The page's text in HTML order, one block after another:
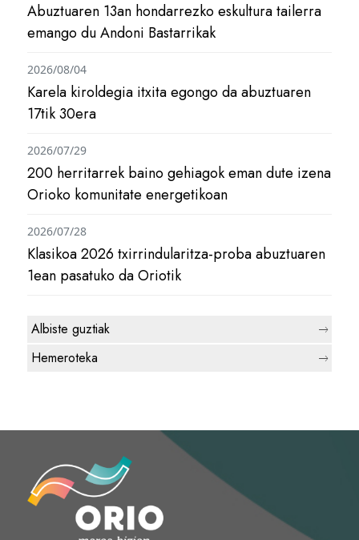
Abuztuaren 13an hondarrezko eskultura tailerra
emango du Andoni Bastarrikak
Karela kiroldegia itxita egongo da abuztuaren
17tik 30era
2026/08/04
200 herritarrek baino gehiagok eman dute izena
Orioko komunitate energetikoan
2026/07/29
Klasikoa 2026 txirrindularitza-proba abuztuaren
1ean pasatuko da Oriotik
2026/07/28
Albiste guztiak
Hemeroteka